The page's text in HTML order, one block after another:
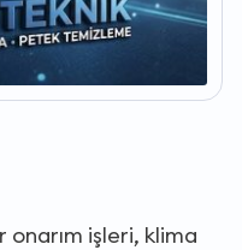
işleri, klima